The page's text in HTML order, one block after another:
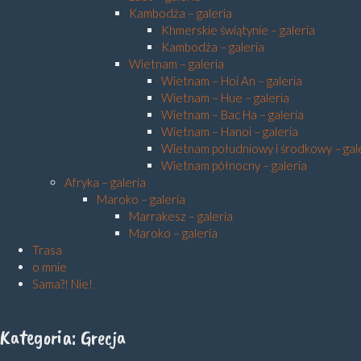
Kambodża – galeria
Khmerskie świątynie – galeria
Kambodża – galeria
Wietnam – galeria
Wietnam – Hoi An – galeria
Wietnam – Hue – galeria
Wietnam – Bac Ha – galeria
Wietnam – Hanoi – galeria
Wietnam południowy i środkowy –
Wietnam północny – galeria
Afryka – galeria
Maroko – galeria
Marrakesz – galeria
Maroko – galeria
Trasa
o mnie
Sama?! Nie!
Kategoria: Grecja